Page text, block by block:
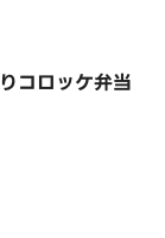
コロッケ弁当